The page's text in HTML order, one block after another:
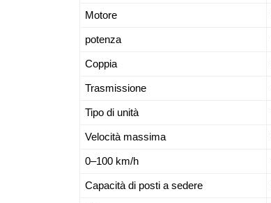
Motore
potenza
Coppia
Trasmissione
Tipo di unità
Velocità massima
0–100 km/h
Capacità di posti a sedere